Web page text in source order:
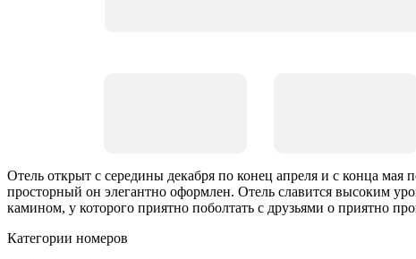
Отель открыт с середины декабря по конец апреля и с конца
просторный он элегантно оформлен. Отель славится высоким
камином, у которого приятно поболтать с друзьями о приятно
Категории номеров